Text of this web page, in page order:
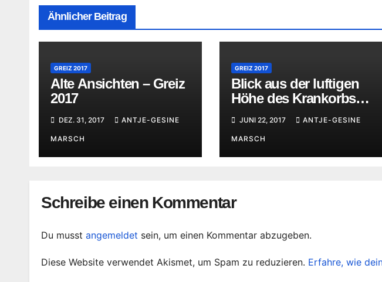
Ähnlicher Beitrag
GREIZ 2017
Alte Ansichten – Greiz
2017
DEZ. 31, 2017 ANTJE-GESINE
MARSCH
GREIZ 2017
Blick aus der luftigen
Höhe des Krankorbs
JUNI 22, 2017 ANTJE-GESINE
MARSCH
Schreibe einen Kommentar
Du musst angemeldet sein, um einen Kommentar abzugeben.
Diese Website verwendet Akismet, um Spam zu reduzieren. Erfahre, wie